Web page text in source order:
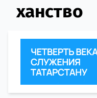
ханство